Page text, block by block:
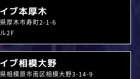
ブ本厚木
厚木市寿町2-1-6
2F
ブ相模大野
相模原市南区相模大野3-14-9